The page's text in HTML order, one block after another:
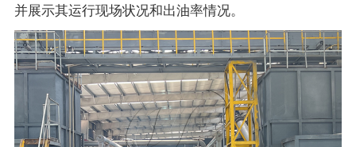
并展示其运行现场状况和出油率情况。